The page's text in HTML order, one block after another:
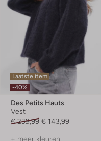
Laatste item
-40%
Des Petits Hauts
Vest
€ 239,99 € 143,99
+ meer kleuren